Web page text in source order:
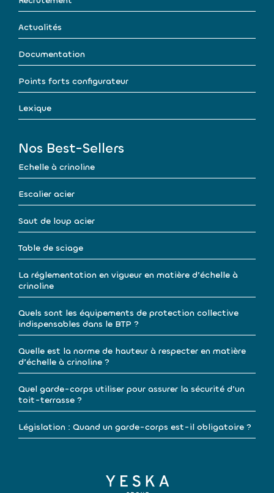
Actualités
Documentation
Points forts configurateur
Lexique
Nos Best-Sellers
Echelle à crinoline
Escalier acier
Saut de loup acier
Table de sciage
La réglementation en vigueur en matière d’échelle à
crinoline
Quels sont les équipements de protection collective
indispensables dans le BTP ?
Quelle est la norme de hauteur à respecter en matière
d’échelle à crinoline ?
Quel garde-corps utiliser pour assurer la sécurité d’un
toit-terrasse ?
Législation : Quand un garde-corps est-il obligatoire ?